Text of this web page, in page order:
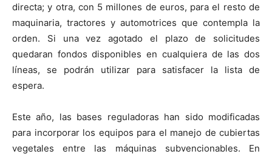
directa; y otra, con 5 millones de euros, para el resto de
maquinaria, tractores y automotrices que contempla la
orden. Si una vez agotado el plazo de solicitudes
quedaran fondos disponibles en cualquiera de las dos
líneas, se podrán utilizar para satisfacer la lista de
espera.
Este año, las bases reguladoras han sido modificadas
para incorporar los equipos para el manejo de cubiertas
vegetales entre las máquinas subvencionables. En